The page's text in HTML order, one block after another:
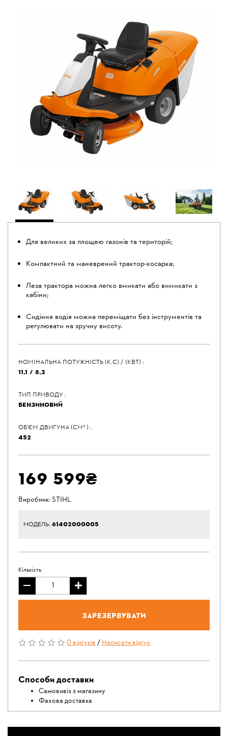
Для великих за площею газонів та територій;
Компактний та маневрений трактор-косарка;
Леза трактора можна легко вмикати або вимикати з
кабіни;
Сидіння водія можна переміщати без інструментів та
регулювати на зручну висоту.
НОМІНАЛЬНА ПОТУЖНІСТЬ (К.С) / (КВТ) :
11,1 / 8,2
ТИП ПРИВОДУ :
БЕНЗИНОВИЙ
ОБ'ЄМ ДВИГУНА (СМ³ ) :
452
169 599₴
Виробник:STIHL
МОДЕЛЬ: 61402000005
Кількість
Зарезервувати
0 відгуків/Написати відгук
Способи доставки
Самовивіз з магазину
Фахова доставка